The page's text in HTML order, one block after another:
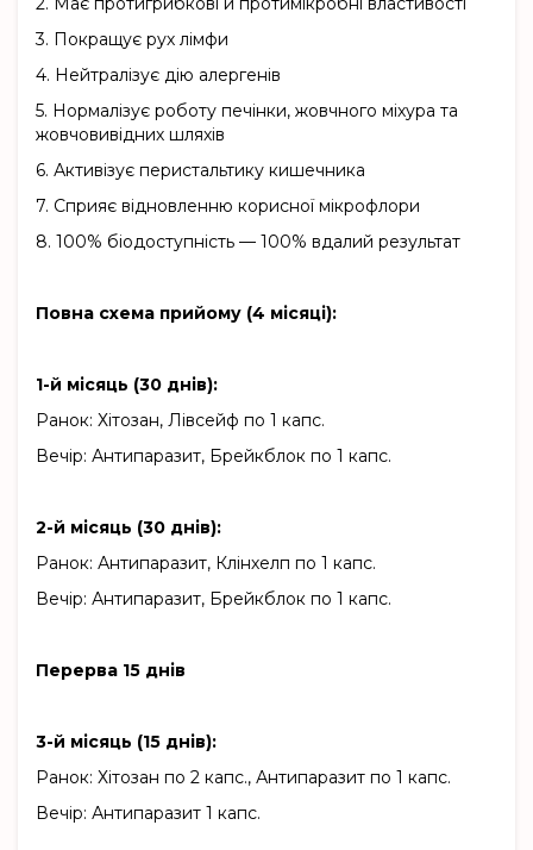
3. Покращує рух лімфи
4. Нейтралізує дію алергенів
5. Нормалізує роботу печінки, жовчного міхура та
жовчовивідних шляхів
6. Активізує перистальтику кишечника
7. Сприяє відновленню корисної мікрофлори
8. 100% біодоступність — 100% вдалий результат
Повна схема прийому (4 місяці):
1-й місяць (30 днів):
Ранок: Хітозан, Лівсейф по 1 капс.
Вечір: Антипаразит, Брейкблок по 1 капс.
2-й місяць (30 днів):
Ранок: Антипаразит, Клінхелп по 1 капс.
Вечір: Антипаразит, Брейкблок по 1 капс.
Перерва 15 днів
3-й місяць (15 днів):
Ранок: Хітозан по 2 капс., Антипаразит по 1 капс.
Вечір: Антипаразит 1 капс.